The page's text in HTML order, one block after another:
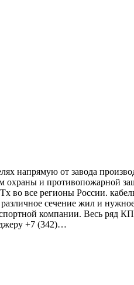
напрямую от завода
охраны и противопожарной
во все регионы России.
сечение жил и
компании. Весь
+7 (342)…